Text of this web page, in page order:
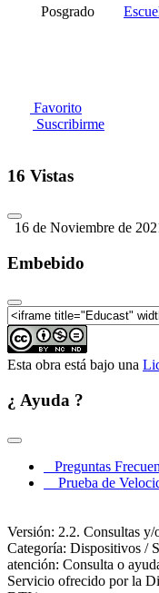
Posgrado
Favorito
Suscribirme
16 Vistas
16 de Noviembre de
Embebido
Esta obra está bajo una
¿ Ayuda ?
Preguntas
Prueba de
Versión: 2.2. Consultas y/
Categoría: Dispositivos /
atención: Consulta o
Servicio ofrecido por la